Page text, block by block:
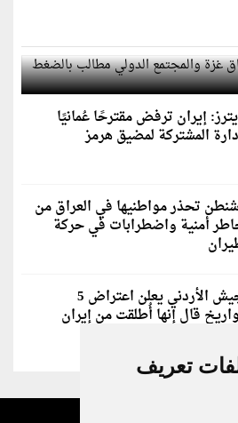
تعريف
غزة والمجتمع الدولي مطالب
إيران ترفض مقترحًا عُمانيًا
المشتركة لمضيق هرمز
تحذر مواطنيها في العراق من
أمنية واضطرابات في حركة
الجيش الأردني يعلن اعتراض 5
قال إنها أُطلقت من إيران